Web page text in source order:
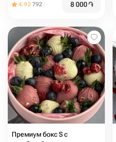
4.92792 8 000֏
Премиум бокс S с